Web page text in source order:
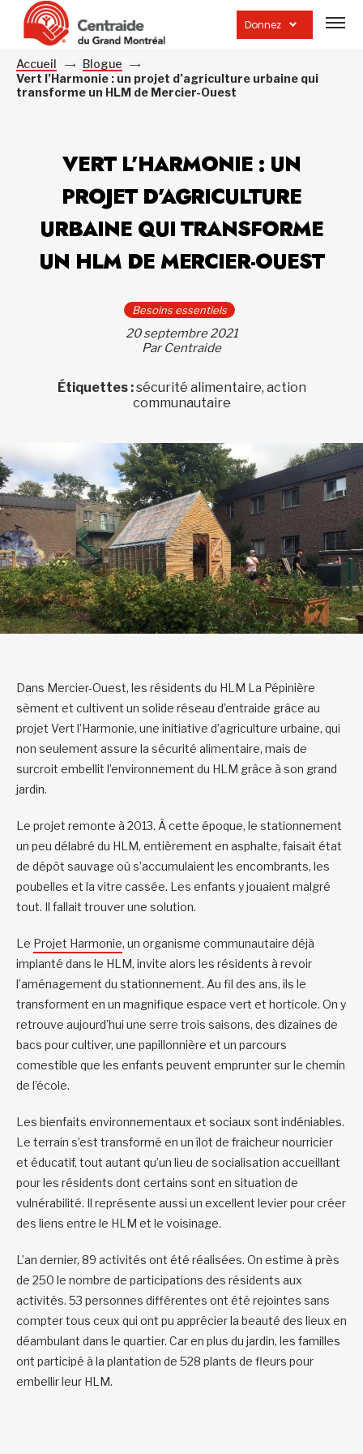
Donnez
la
Accueil
Blogue
Vert l’Harmonie : un projet d’agriculture urbaine qui
transforme un HLM de Mercier-Ouest
VERT L’HARMONIE : UN
PROJET D’AGRICULTURE
URBAINE QUI TRANSFORME
UN HLM DE MERCIER-OUEST
Besoins essentiels
20 septembre 2021
Par Centraide
Étiquettes :sécurité alimentaire, action
communautaire
Dans Mercier-Ouest, les résidents du HLM La Pépinière
sèment et cultivent un solide réseau d’entraide grâce au
projet Vert l’Harmonie, une initiative d’agriculture urbaine, qui
non seulement assure la sécurité alimentaire, mais de
surcroit embellit l’environnement du HLM grâce à son grand
jardin.
Le projet remonte à 2013. À cette époque, le stationnement
un peu délabré du HLM, entièrement en asphalte, faisait état
de dépôt sauvage où s’accumulaient les encombrants, les
poubelles et la vitre cassée. Les enfants y jouaient malgré
tout. Il fallait trouver une solution.
Le Projet Harmonie, un organisme communautaire déjà
implanté dans le HLM, invite alors les résidents à revoir
l’aménagement du stationnement. Au fil des ans, ils le
transforment en un magnifique espace vert et horticole. On y
retrouve aujourd’hui une serre trois saisons, des dizaines de
bacs pour cultiver, une papillonnière et un parcours
comestible que les enfants peuvent emprunter sur le chemin
de l’école.
Les bienfaits environnementaux et sociaux sont indéniables.
Le terrain s’est transformé en un îlot de fraicheur nourricier
et éducatif, tout autant qu’un lieu de socialisation accueillant
pour les résidents dont certains sont en situation de
vulnérabilité. Il représente aussi un excellent levier pour créer
des liens entre le HLM et le voisinage.
L’an dernier, 89 activités ont été réalisées. On estime à près
de 250 le nombre de participations des résidents aux
activités. 53 personnes différentes ont été rejointes sans
compter tous ceux qui ont pu apprécier la beauté des lieux en
déambulant dans le quartier. Car en plus du jardin, les familles
ont participé à la plantation de 528 plants de fleurs pour
embellir leur HLM.